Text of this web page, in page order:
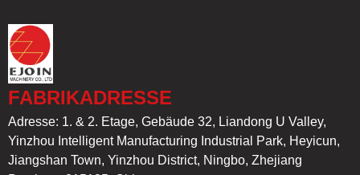
FABRIKADRESSE
Adresse: 1. & 2. Etage, Gebäude 32, Liandong U Valley,
Yinzhou Intelligent Manufacturing Industrial Park, Heyicun,
Jiangshan Town, Yinzhou District, Ningbo, Zhejiang